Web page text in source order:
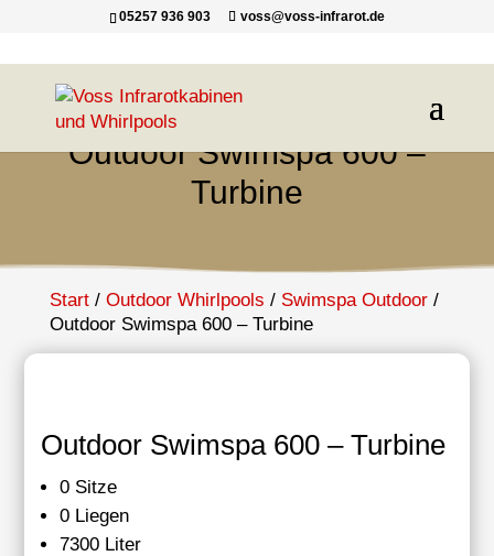
05257 936 903 voss@voss-infrarot.de
Outdoor Swimspa 600 –
Turbine
Start/ Outdoor Whirlpools / Swimspa Outdoor/
Outdoor Swimspa 600 – Turbine
Outdoor Swimspa 600 – Turbine
0 Sitze
0 Liegen
7300 Liter